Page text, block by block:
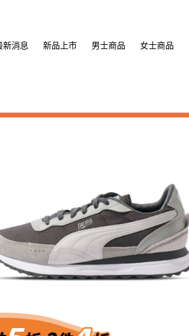
新消息 新品上市 男士商品 女士商品